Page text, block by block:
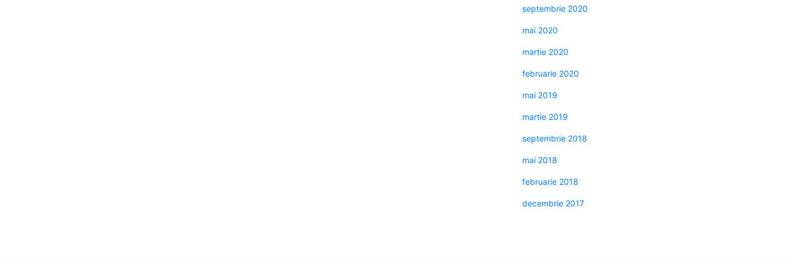
septembrie 2020
mai 2020
martie 2020
februarie 2020
mai 2019
martie 2019
septembrie 2018
mai 2018
februarie 2018
decembrie 2017